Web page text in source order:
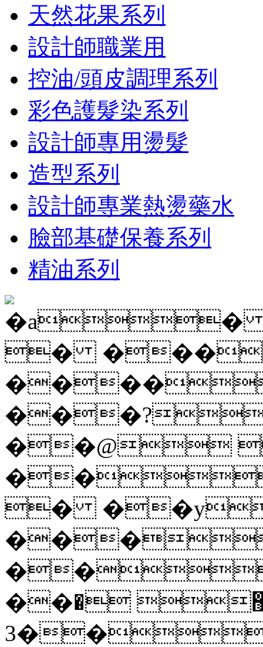
天然花果系列
設計師職業用
控油/頭皮調理系列
彩色護髮染系列
設計師專用燙髮
造型系列
設計師專業熱燙藥水
臉部基礎保養系列
精油系列
�
��@
�
��޺ �
��3� ��� 